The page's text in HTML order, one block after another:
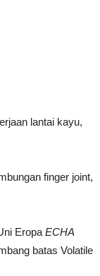
lantai kayu,
finger joint,
Eropa ECHA
batas Volatile